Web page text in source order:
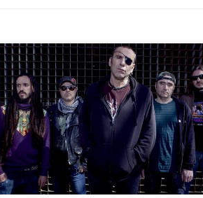
“No te olvides de decir que está de puta madre
hecho. El diseño es una pasada y el disco es una
preciosidad”, recuerda Vito Íñiguez, cantante de
Sínkope, mientras nos despedimos. “Han hecho
currazo increíble”, añade. Se refiere al equipo de
Rock Estatal Records, responsables de la edición
[…]